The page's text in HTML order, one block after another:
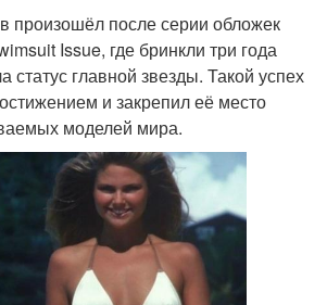
произошёл после серии обложек
Issue, где бринкли три года
статус главной звезды. Такой успех
и закрепил её место
моделей мира.